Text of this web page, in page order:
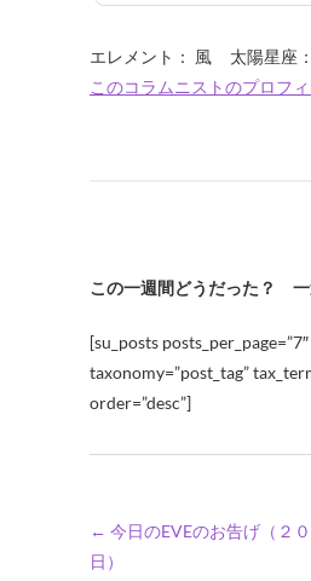
エレメント： 風 太陽星座
このコラムニストのプロフ
この一週間どうだった？
[su_posts posts_per_page=”7″
taxonomy=”post_tag”
order=”desc”]
← 今日のEVEのお告げ（２
日）